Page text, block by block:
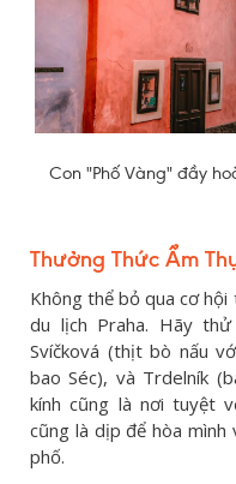
Con "Phố Vàng" đầy
Thưởng Thức Ẩm
Không thể bỏ qua cơ
du lịch Praha. Hãy
Svíčková (thịt bò nấu
bao Séc), và Trdelník
kính cũng là nơi tuyệt
cũng là dịp để hòa mình
phố.